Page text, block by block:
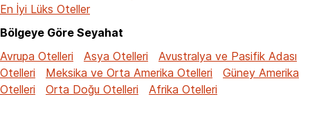
En İyi Lüks Oteller
Bölgeye Göre Seyahat
Avrupa Otelleri
Asya Otelleri
Avustralya ve Pasifik Adası
Otelleri
Meksika ve Orta Amerika Otelleri
Güney Amerika
Otelleri
Orta Doğu Otelleri Afrika Otelleri